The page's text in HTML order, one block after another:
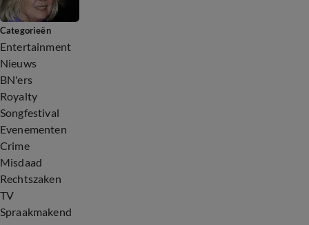
Categorieën
Entertainment
Nieuws
BN'ers
Royalty
Songfestival
Evenementen
Crime
Misdaad
Rechtszaken
TV
Spraakmakend